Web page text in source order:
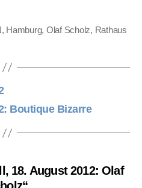
, Hamburg, Olaf Scholz, Rathaus
Boutique Bizarre
18. August 2012: Olaf